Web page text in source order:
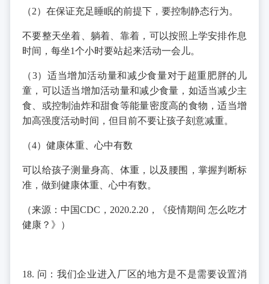
（2）在保证充足睡眠的前提下，要控制静态行为。
不要整天坐着、躺着、靠着，可以按照上学安排作息
时间，每坐1个小时要站起来活动一会儿。
（3）适当增加活动量和减少食量对于超重肥胖的儿
童，可以适当增加活动量和减少食量，如适当减少主
食、或控制油炸和甜食等能量密度高的食物，适当增
加高强度活动时间，但目前不要让孩子刻意减重。
（4）健康体重、心中有数
可以给孩子测量身高、体重，以及腰围，掌握判断标
准，做到健康体重、心中有数。
（来源：中国CDC，2020.2.20，《疫情期间 怎么吃才
健康？》）
18. 问：我们企业进入厂区的地方是不是需要设置消